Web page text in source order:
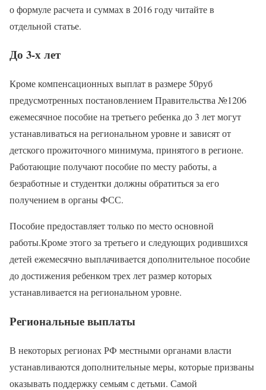
о формуле расчета и суммах в 2016 году читайте в
отдельной статье.
До 3-х лет
Кроме компенсационных выплат в размере 50руб
предусмотренных постановлением Правительства №1206
ежемесячное пособие на третьего ребенка до 3 лет могут
устанавливаться на региональном уровне и зависят от
детского прожиточного минимума, принятого в регионе.
Работающие получают пособие по месту работы, а
безработные и студентки должны обратиться за его
получением в органы ФСС.
Пособие предоставляет только по место основной
работы.Кроме этого за третьего и следующих родившихся
детей ежемесячно выплачивается дополнительное пособие
до достижения ребенком трех лет размер которых
устанавливается на региональном уровне.
Региональные выплаты
В некоторых регионах РФ местными органами власти
устанавливаются дополнительные меры, которые призваны
оказывать поддержку семьям с детьми. Самой